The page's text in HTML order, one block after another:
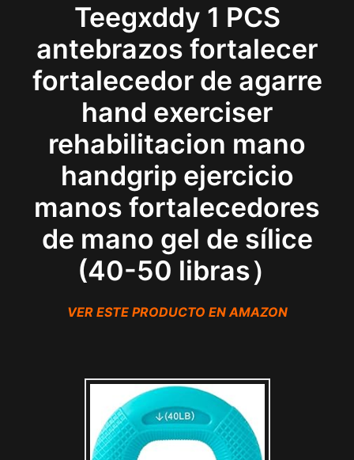
Teegxddy 1 PCS
antebrazos fortalecer
fortalecedor de agarre
hand exerciser
rehabilitacion mano
handgrip ejercicio
manos fortalecedores
de mano gel de sílice
(40-50 libras）
VER ESTE PRODUCTO EN AMAZON